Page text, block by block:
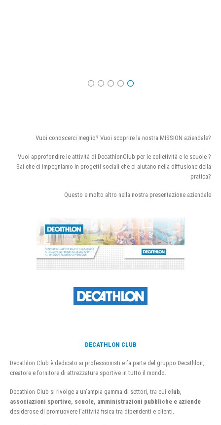
Vuoi conoscerci meglio? Vuoi scoprire la nostra MISSION aziendale?
Vuoi approfondire le attività di DecathlonClub per le colletività e le scuole ?
Sai che ci impegniamo in progetti sociali che ci aiutano nella diffusione della
pratica?
Questo e molto altro nella nostra presentazione aziendale
DECATHLON CLUB
Decathlon Club è dedicato ai professionisti e fa parte del gruppo Decathlon,
creatore e fornitore di attrezzature sportive in tutto il mondo.
Decathlon Club si rivolge a un’ampia gamma di settori, tra cui club
associazioni sportive, scuole, amministrazioni pubbliche e aziende
desiderose di promuovere l’attività fisica tra dipendenti e clienti.